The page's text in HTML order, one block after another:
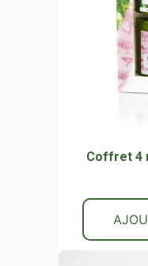
Coffret 4